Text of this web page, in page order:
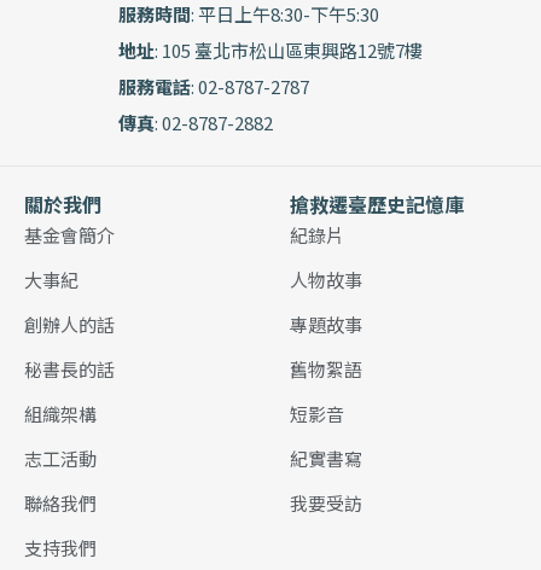
服務時間: 平日上午8:30-下午5:30
地址: 105 臺北市松山區東興路12號7樓
服務電話: 02-8787-2787
傳真: 02-8787-2882
關於我們
基金會簡介
大事紀
創辦人的話
秘書長的話
組織架構
志工活動
聯絡我們
支持我們
搶救遷臺歷史記憶庫
紀錄片
人物故事
專題故事
舊物絮語
短影音
紀實書寫
我要受訪